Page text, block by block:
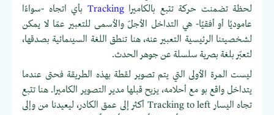
لحظة تضمنت حركة تتبع بالكاميراTracking بأي اتجاه -سواءًا
عاموديًا أو أفقيًا- هي التداخل الأجلّ والأسمى للتعبير عمّا لا يمكن
لشخصيتنا الرئيسية التعبير عنه، هنا تنطق اللغة السينمائية بصدقها،
لتعبّر بلغة بصرية سلسلة عن جوهر الحدث.
ليست المرة الأولى التي يتم تصوير لقطة بهذه الطريقة فحتى عندما
يتداخل واقع بو مع أحلامه، يزيح قبلها مدير التصوير الكاميرا. هنا ‏تتبع
تجاه اليسار Tracking to left أكثر إلى عمق الكادر، ليعيدنا من وإلى